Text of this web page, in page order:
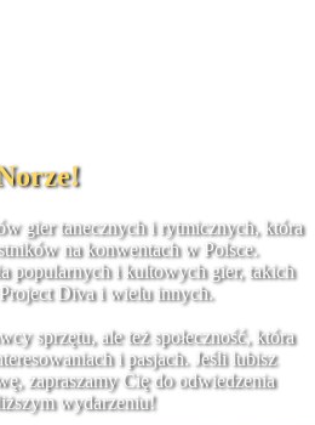
gier tanecznych i rytmicznych, która
na konwentach w Polsce.
popularnych i kultowych gier, takich
Diva i wielu innych.
sprzętu, ale też społeczność, która
i pasjach. Jeśli lubisz
zapraszamy Cię do odwiedzenia
wydarzeniu!